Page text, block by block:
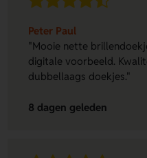
Peter Paul
"Mooie nette
digitale voorbeeld.
dubbellaags doekjes."
8 dagen geleden